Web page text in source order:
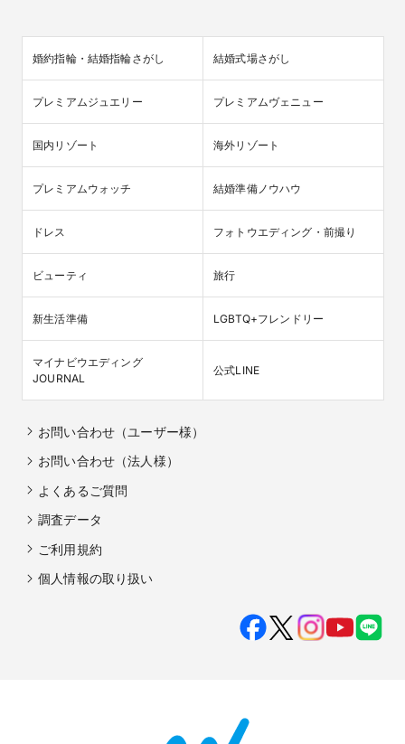
婚約指輪・結婚指輪さがし 結婚式場さがし
プレミアムジュエリー プレミアムヴェニュー
国内リゾート 海外リゾート
プレミアムウォッチ 結婚準備ノウハウ
ドレス フォトウエディング・前撮り
ビューティ 旅行
新生活準備 LGBTQ+フレンドリー
マイナビウエディング
JOURNAL
公式LINE
お問い合わせ（ユーザー様）
お問い合わせ（法人様）
よくあるご質問
調査データ
ご利用規約
個人情報の取り扱い